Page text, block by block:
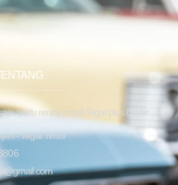
yaitu rental mobil Tegal plus driver.
- Tegal Timur